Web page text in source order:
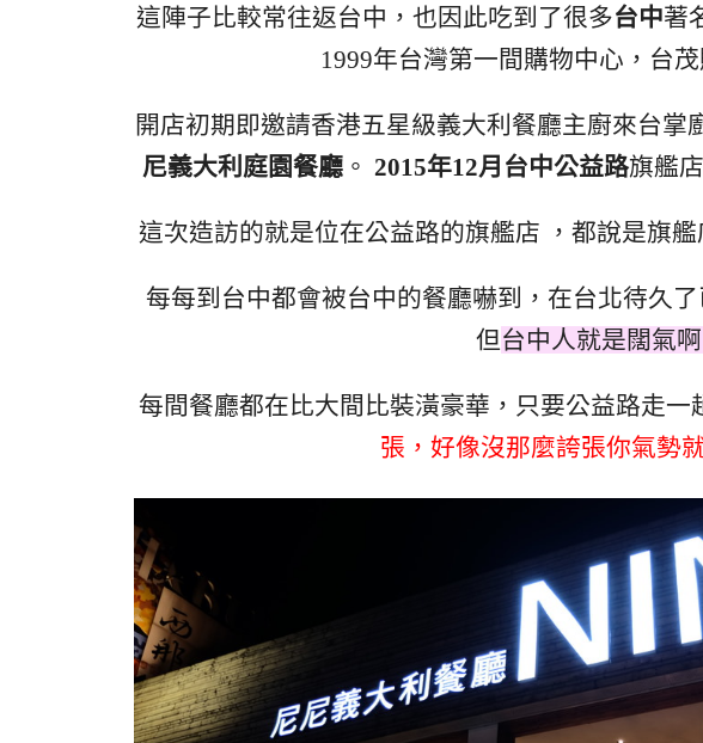
這陣子比較常往返台中，也因此吃到了很多台中著
1999年台灣第一間購物中心，台
開店初期即邀請香港五星級義大利餐廳主廚來台掌
尼義大利庭園餐廳。 2015年12月台中公益路旗艦
這次造訪的就是位在公益路的旗艦店 ，都說是旗
每每到台中都會被台中的餐廳嚇到，在台北待久
但台中人就是闊氣
每間餐廳都在比大間比裝潢豪華，只要公益路走一
張，好像沒那麼誇張你氣勢